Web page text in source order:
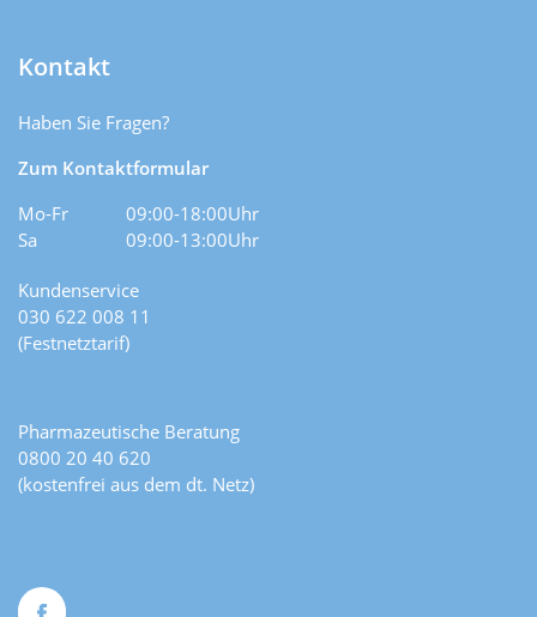
Kontakt
Haben Sie Fragen?
Zum Kontaktformular
Mo-Fr
09:00-18:00Uhr
Sa
09:00-13:00Uhr
Kundenservice
030 622 008 11
(Festnetztarif)
Pharmazeutische Beratung
0800 20 40 620
(kostenfrei aus dem dt. Netz)